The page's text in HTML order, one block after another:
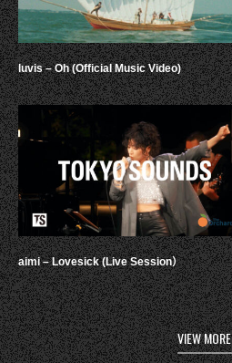
luvis – Oh (Official Music Video)
aimi – Lovesick (Live Session）
VIEW MORE